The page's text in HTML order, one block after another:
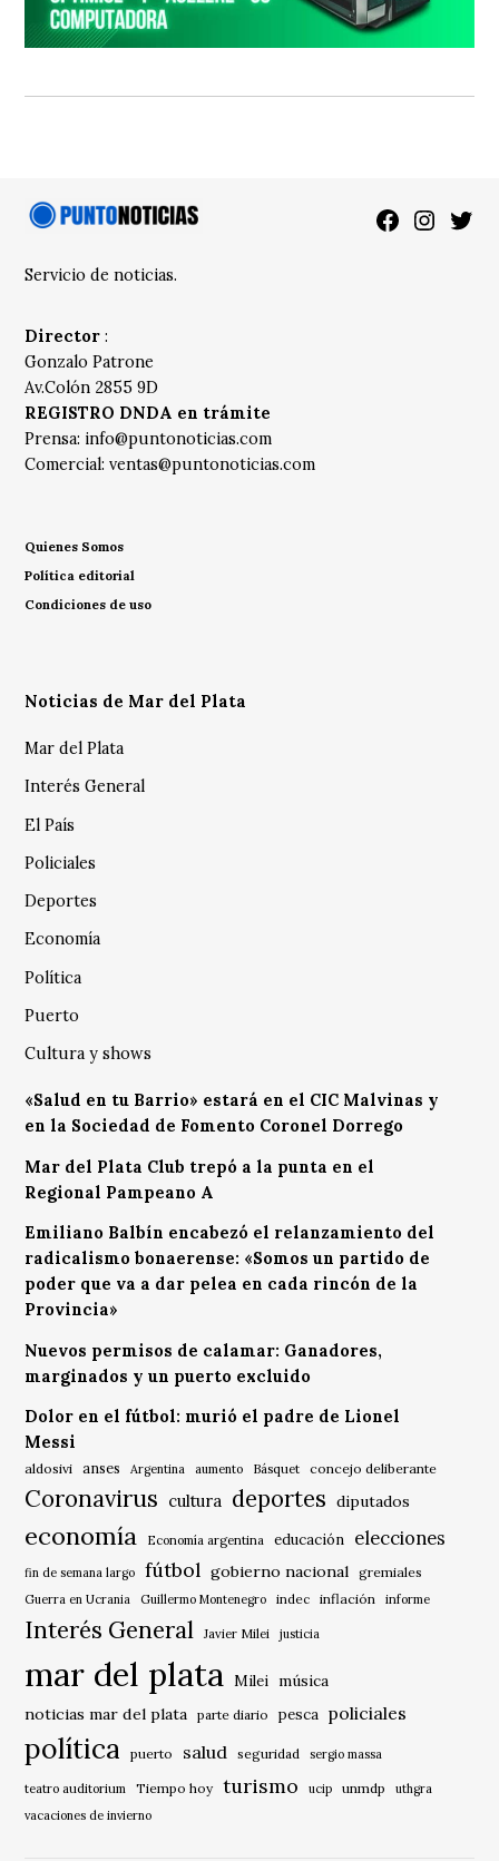
Facebook
Servicio de noticias.
Director :
Gonzalo Patrone
Av.Colón 2855 9D
REGISTRO DNDA en trámite
Prensa: info@puntonoticias.com
Comercial:ventas@puntonoticias.com
Quienes Somos
Política editorial
Condiciones de uso
Noticias de Mar del Plata
Mar del Plata
Interés General
El País
Policiales
Deportes
Economía
Política
Puerto
Cultura y shows
«Salud en tu Barrio» estará en el CIC Malvinas y
en la Sociedad de Fomento Coronel Dorrego
Mar del Plata Club trepó a la punta en el
Regional Pampeano A
Emiliano Balbín encabezó el relanzamiento del
radicalismo bonaerense: «Somos un partido de
poder que va a dar pelea en cada rincón de la
Provincia»
Nuevos permisos de calamar: Ganadores,
marginados y un puerto excluido
Dolor en el fútbol: murió el padre de Lionel
Messi
aldosivi anses Argentina aumento Básquet concejo deliberante
Coronavirus cultura deportes diputados
economía Economía argentina educación elecciones
fin de semana largo fútbol gobierno nacional gremiales
Guerra en Ucrania Guillermo Montenegro indec inflación informe
Interés General Javier Milei justicia
mar del plata Milei música
noticias mar del plata
parte diario pesca policiales
política puerto salud seguridad sergio massa
teatro auditorium Tiempo hoy turismo ucip unmdp
uthgra
vacaciones de invierno